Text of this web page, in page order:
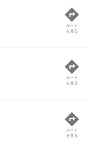
ルート
を見る
ルート
を見る
ルート
を見る